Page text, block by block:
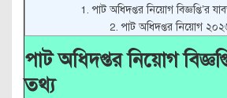
পাট অধিদপ্তর নিয়োগ বিজ্ঞপ্তি’র
পাট অধিদপ্তর নিয়োগ
পাট অধিদপ্তর নিয়োগ
তথ্য